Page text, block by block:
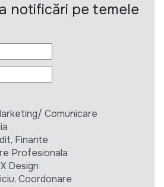
notificări pe temele
Comunicare
Finante
Profesionala
Design
Coordonare